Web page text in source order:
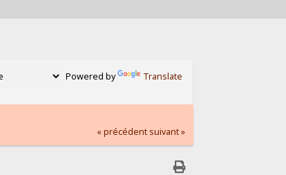
Powered by Translate
« précédent suivant »